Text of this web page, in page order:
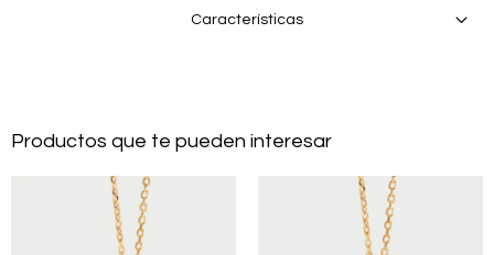
Características
Productos que te pueden interesar